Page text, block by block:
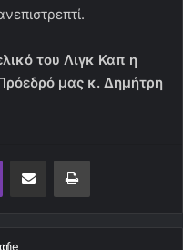
του Λιγκ Καπ η
μας κ. Δημήτρη
Viber Κοινοποίηση μέσω ηλεκτρονικού ταχυδρομείουΕκτύπωση